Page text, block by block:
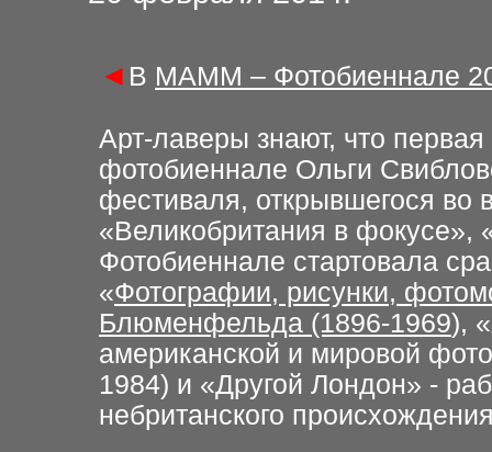
◄ В МАММ – Фотобиеннале
Арт-лаверы знают, что
фотобиеннале Ольги
фестиваля, открывшегося во
«Великобритания в фокусе»,
Фотобиеннале стартовала
«Фотографии, рисунки,
Блюменфельда (1896-1969),
американской и мировой
1984) и «Другой Лондон» -
небританского